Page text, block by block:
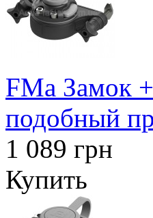
FMa Замок
подобный
1 089 грн
Купить